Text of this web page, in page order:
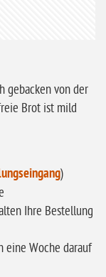
gebacken von der
Brot ist mild
)
Ihre Bestellung
eine Woche darauf